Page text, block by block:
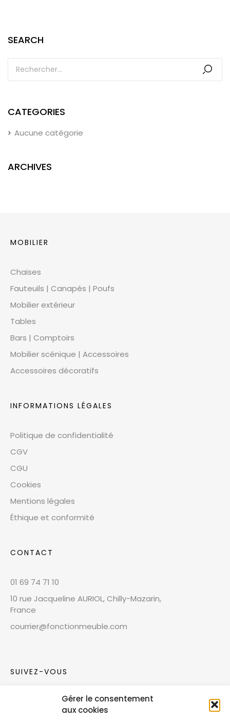
Gérer le consentement
aux cookies
SEARCH
CATEGORIES
Aucune catégorie
ARCHIVES
MOBILIER
Chaises
Fauteuils | Canapés | Poufs
Mobilier extérieur
Tables
Bars | Comptoirs
Mobilier scénique | Accessoires
Accessoires décoratifs
INFORMATIONS LÉGALES
Politique de confidentialité
CGV
CGU
Cookies
Mentions légales
Éthique et conformité
CONTACT
01 69 74 71 10
10 rue Jacqueline AURIOL, Chilly-Mazarin,
France
courrier@fonctionmeuble.com
SUIVEZ-VOUS
Rejoignez notre communauté sur les réseaux